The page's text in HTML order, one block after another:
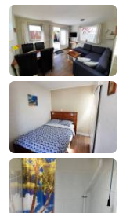
Aparthotel
Zoutelande
-
Duinflat
-
Duinoord
Duinweg
18
-
Kurhaus
-
Residentie
Campings